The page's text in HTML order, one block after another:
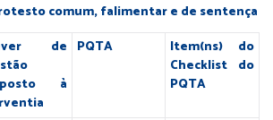
comum, falimentar e de sentença
de
à
PQTA
Item(ns) do
Checklist do
PQTA